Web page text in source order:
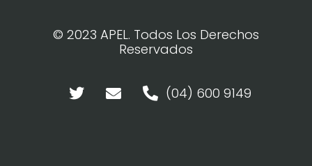
© 2023 APEL. Todos Los Derechos
Reservados
(04) 600 9149